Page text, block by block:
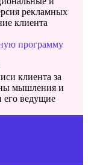
рекламных
клиента
программу
клиента за
мышления и
его ведущие